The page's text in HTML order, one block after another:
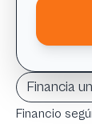
Financia
Financio